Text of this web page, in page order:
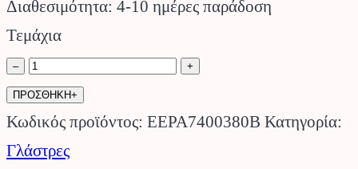
Διαθεσιμότητα: 4-10 ημέρες παράδοση
Τεμάχια
–
Ζαρτινιέρα
Paris
Ανθρακί
ECOPOTS.
+
ΠΡΟΣΘΗΚΗ+
Κωδικός προϊόντος: EEPA7400380B Κατηγορία:
Γλάστρες